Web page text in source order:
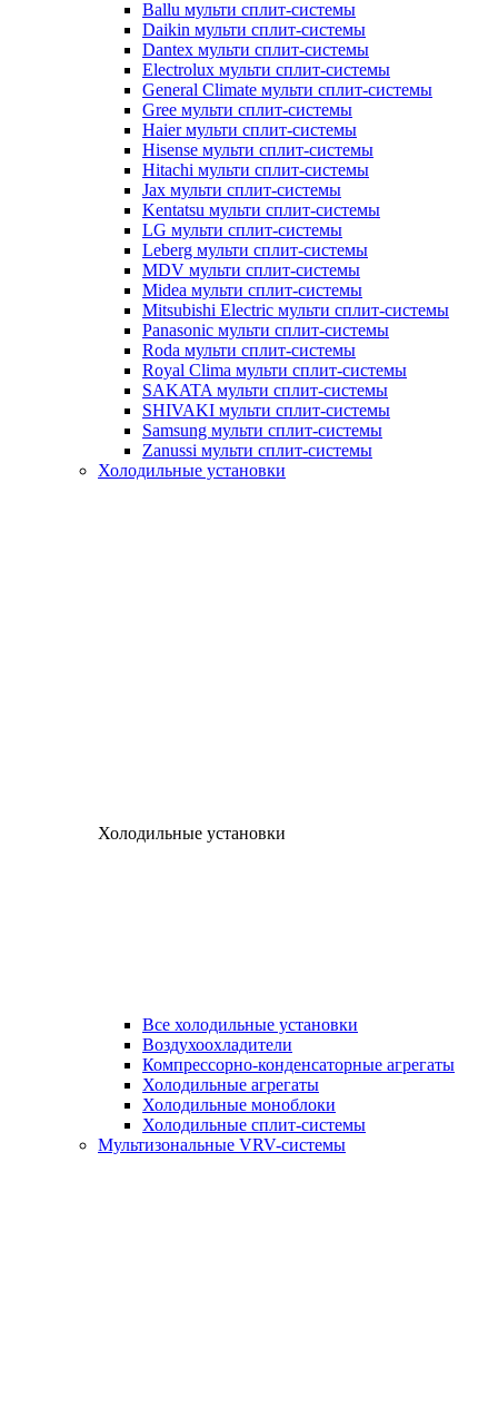
Ballu мульти сплит-системы
Daikin мульти сплит-системы
Dantex мульти сплит-системы
Electrolux мульти сплит-системы
General Climate мульти сплит-системы
Gree мульти сплит-системы
Haier мульти сплит-системы
Hisense мульти сплит-системы
Hitachi мульти сплит-системы
Jax мульти сплит-системы
Kentatsu мульти сплит-системы
LG мульти сплит-системы
Leberg мульти сплит-системы
MDV мульти сплит-системы
Midea мульти сплит-системы
Mitsubishi Electric мульти сплит-системы
Panasonic мульти сплит-системы
Roda мульти сплит-системы
Royal Clima мульти сплит-системы
SAKATA мульти сплит-системы
SHIVAKI мульти сплит-системы
Samsung мульти сплит-системы
Zanussi мульти сплит-системы
Холодильные установки
Холодильные установки
Все холодильные установки
Воздухоохладители
Компрессорно-конденсаторные агрегаты
Холодильные агрегаты
Холодильные моноблоки
Холодильные сплит-системы
Мультизональные VRV-системы